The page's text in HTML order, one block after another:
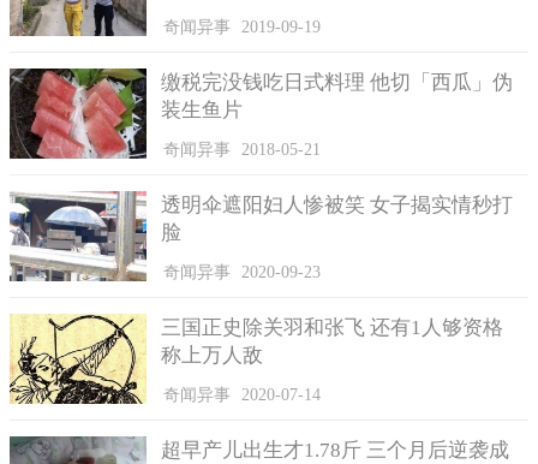
关于美人鱼的推测
生物极其护崽，哺乳的时候经常是抱着幼崽，由于经常出现在海
奇闻异事 2019-09-19
缴税完没钱吃日式料理 他切「西瓜」伪
装生鱼片
奇闻异事 2018-05-21
透明伞遮阳妇人惨被笑 女子揭实情秒打
脸
奇闻异事 2020-09-23
三国正史除关羽和张飞 还有1人够资格
称上万人敌
奇闻异事 2020-07-14
超早产儿出生才1.78斤 三个月后逆袭成